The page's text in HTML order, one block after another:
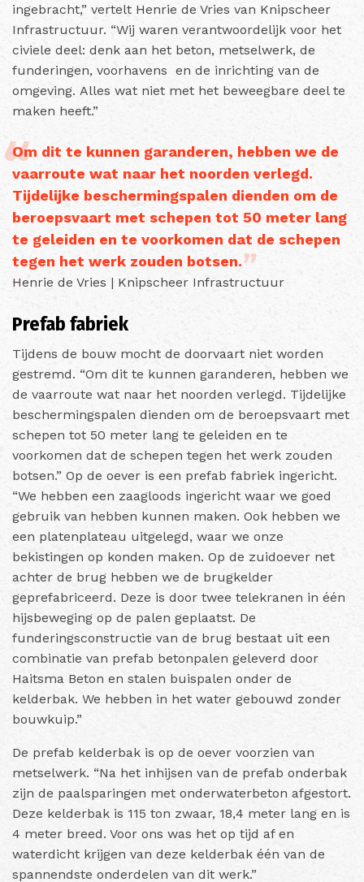
ingebracht,” vertelt Henrie de Vries van Knipscheer
Infrastructuur. “Wij waren verantwoordelijk voor het
civiele deel: denk aan het beton, metselwerk, de
funderingen, voorhavens en de inrichting van de
omgeving. Alles wat niet met het beweegbare deel te
maken heeft.”
Om dit te kunnen garanderen, hebben we de
vaarroute wat naar het noorden verlegd.
Tijdelijke beschermingspalen dienden om de
beroepsvaart met schepen tot 50 meter lang
te geleiden en te voorkomen dat de schepen
tegen het werk zouden botsen.
Henrie de Vries | Knipscheer Infrastructuur
Prefab fabriek
Tijdens de bouw mocht de doorvaart niet worden
gestremd. “Om dit te kunnen garanderen, hebben we
de vaarroute wat naar het noorden verlegd. Tijdelijke
beschermingspalen dienden om de beroepsvaart met
schepen tot 50 meter lang te geleiden en te
voorkomen dat de schepen tegen het werk zouden
botsen.” Op de oever is een prefab fabriek ingericht.
“We hebben een zaagloods ingericht waar we goed
gebruik van hebben kunnen maken. Ook hebben we
een platenplateau uitgelegd, waar we onze
bekistingen op konden maken. Op de zuidoever net
achter de brug hebben we de brugkelder
geprefabriceerd. Deze is door twee telekranen in één
hijsbeweging op de palen geplaatst. De
funderingsconstructie van de brug bestaat uit een
combinatie van prefab betonpalen geleverd door
Haitsma Beton en stalen buispalen onder de
kelderbak. We hebben in het water gebouwd zonder
bouwkuip.”
De prefab kelderbak is op de oever voorzien van
metselwerk. “Na het inhijsen van de prefab onderbak
zijn de paalsparingen met onderwaterbeton afgestort.
Deze kelderbak is 115 ton zwaar, 18,4 meter lang en is
4 meter breed. Voor ons was het op tijd af en
waterdicht krijgen van deze kelderbak één van de
spannendste onderdelen van dit werk.”